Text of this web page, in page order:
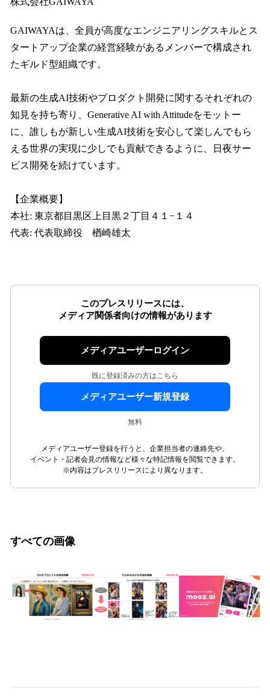
GAIWAYAは、全員が高度なエンジニアリングスキルとス
タートアップ企業の経営経験があるメンバーで構成され
たギルド型組織です。
最新の生成AI技術やプロダクト開発に関するそれぞれの
知見を持ち寄り、Generative AI with Attitudeをモットー
に、誰しもが新しい生成AI技術を安心して楽しんでもら
える世界の実現に少しでも貢献できるように、日夜サー
ビス開発を続けています。
【企業概要】
本社: 東京都目黒区上目黒２丁目４１−１４
代表: 代表取締役 楢崎雄太
このプレスリリースには、
メディア関係者向けの情報があります
メディアユーザーログイン
既に登録済みの方はこちら
メディアユーザー新規登録
無料
メディアユーザー登録を行うと、企業担当者の連絡先や、
イベント・記者会見の情報など様々な特記情報を閲覧できます。
※内容はプレスリリースにより異なります。
すべての画像